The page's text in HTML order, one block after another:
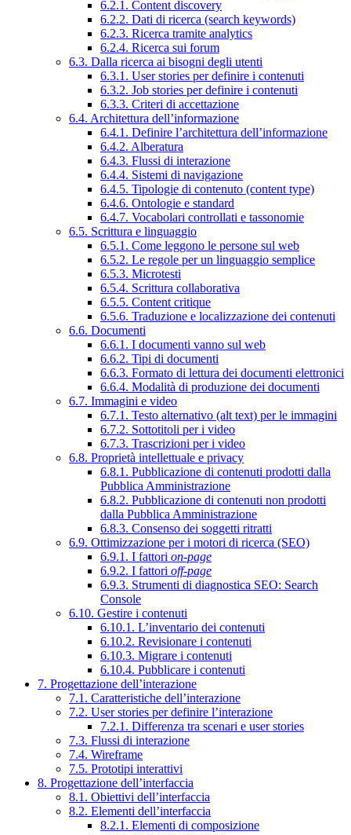
6.2.1. Content discovery
6.2.2. Dati di ricerca (search keywords)
6.2.3. Ricerca tramite analytics
6.2.4. Ricerca sui forum
6.3. Dalla ricerca ai bisogni degli utenti
6.3.1. User stories per definire i contenuti
6.3.2. Job stories per definire i contenuti
6.3.3. Criteri di accettazione
6.4. Architettura dell’informazione
6.4.1. Definire l’architettura dell’informazione
6.4.2. Alberatura
6.4.3. Flussi di interazione
6.4.4. Sistemi di navigazione
6.4.5. Tipologie di contenuto (content type)
6.4.6. Ontologie e standard
6.4.7. Vocabolari controllati e tassonomie
6.5. Scrittura e linguaggio
6.5.1. Come leggono le persone sul web
6.5.2. Le regole per un linguaggio semplice
6.5.3. Microtesti
6.5.4. Scrittura collaborativa
6.5.5. Content critique
6.5.6. Traduzione e localizzazione dei contenuti
6.6. Documenti
6.6.1. I documenti vanno sul web
6.6.2. Tipi di documenti
6.6.3. Formato di lettura dei documenti elettronici
6.6.4. Modalità di produzione dei documenti
6.7. Immagini e video
6.7.1. Testo alternativo (alt text) per le immagini
6.7.2. Sottotitoli per i video
6.7.3. Trascrizioni per i video
6.8. Proprietà intellettuale e privacy
6.8.1. Pubblicazione di contenuti prodotti dalla
Pubblica Amministrazione
6.8.2. Pubblicazione di contenuti non prodotti
dalla Pubblica Amministrazione
6.8.3. Consenso dei soggetti ritratti
6.9. Ottimizzazione per i motori di ricerca (SEO)
6.9.1. I fattori on-page
6.9.2. I fattori off-page
6.9.3. Strumenti di diagnostica SEO: Search
Console
6.10. Gestire i contenuti
6.10.1. L’inventario dei contenuti
6.10.2. Revisionare i contenuti
6.10.3. Migrare i contenuti
6.10.4. Pubblicare i contenuti
7. Progettazione dell’interazione
7.1. Caratteristiche dell’interazione
7.2. User stories per definire l’interazione
7.2.1. Differenza tra scenari e user stories
7.3. Flussi di interazione
7.4. Wireframe
7.5. Prototipi interattivi
8. Progettazione dell’interfaccia
8.1. Obiettivi dell’interfaccia
8.2. Elementi dell’interfaccia
8.2.1. Elementi di composizione